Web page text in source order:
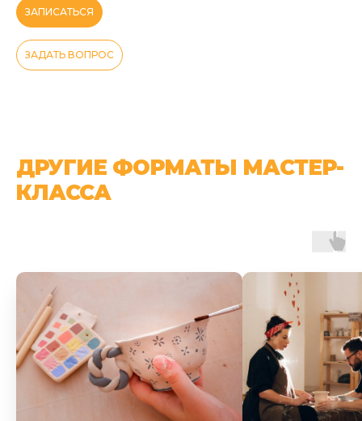
ЗАПИСАТЬСЯ
ЗАДАТЬ ВОПРОС
ДРУГИЕ ФОРМАТЫ МАСТЕР-
КЛАССА